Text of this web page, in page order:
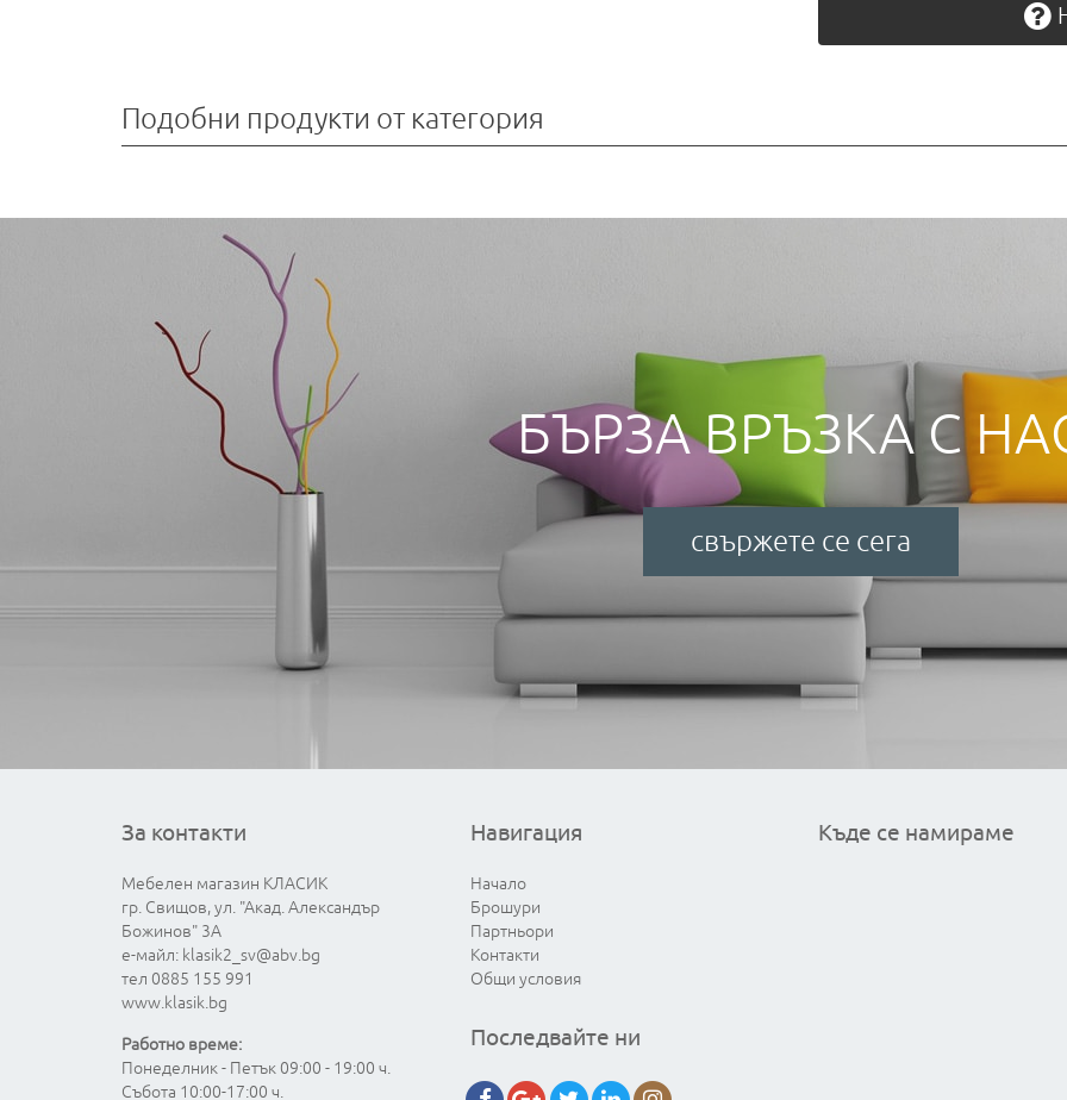
Подобни продукти от категория
БЪРЗА ВРЪЗКА С
свържете се сега
За контакти
Мебелен магазин КЛАСИК
гр. Свищов, ул. "Акад. Александър
Божинов" 3А
е-майл: klasik2_sv@abv.bg
тел 0885 155 991
www.klasik.bg
Работно време:
Понеделник - Петък 09:00 - 19:00 ч.
Събота 10:00-17:00 ч.
Навигация
Начало
Брошури
Партньори
Контакти
Общи условия
Последвайте ни
Къде се намираме